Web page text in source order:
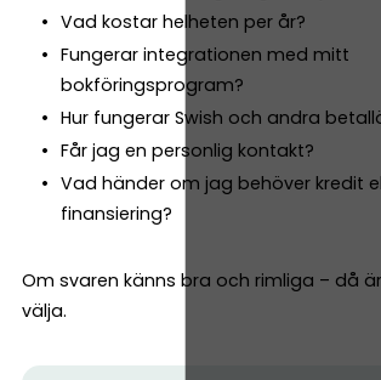
Vad kostar helheten per år?
Fungerar integrationen med mitt
bokföringsprogram?
Hur fungerar Swish och andra
Får jag en personlig kontakt?
Vad händer om jag behöver kredit
finansiering?
Om svaren känns bra och rimliga – då
välja.